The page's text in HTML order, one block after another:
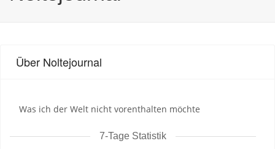
Über Noltejournal
Was ich der Welt nicht vorenthalten möchte
7-Tage Statistik